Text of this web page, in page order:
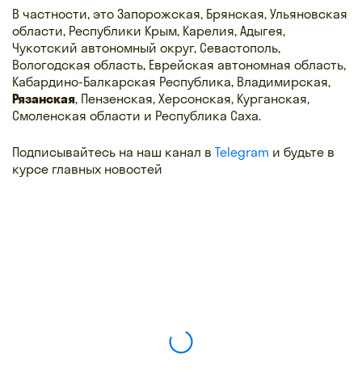
В частности, это Запорожская, Брянская, Ульяновская
области, Республики Крым, Карелия, Адыгея,
Чукотский автономный округ, Севастополь,
Вологодская область, Еврейская автономная область,
Кабардино-Балкарская Республика, Владимирская,
Рязанская, Пензенская, Херсонская, Курганская,
Смоленская области и Республика Саха.
Подписывайтесь на наш канал в Telegram и будьте в
курсе главных новостей